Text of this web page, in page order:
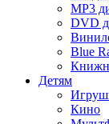
MP3
DVD
Blue
Детям
Кино